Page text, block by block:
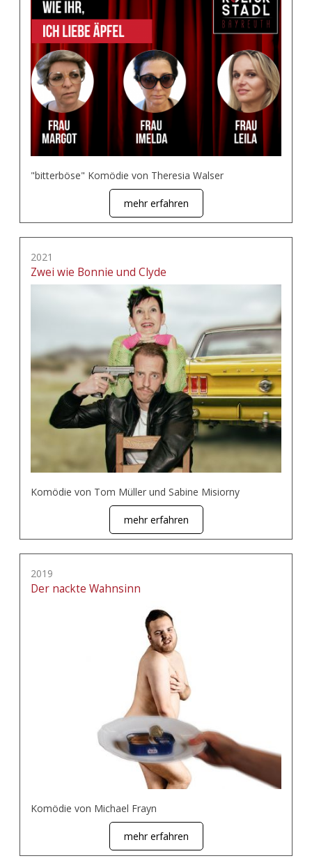
"bitterböse" Komödie von Theresia Walser
mehr erfahren
2021
Zwei wie Bonnie und Clyde
Komödie von Tom Müller und Sabine Misiorny
mehr erfahren
2019
Der nackte Wahnsinn
Komödie von Michael Frayn
mehr erfahren